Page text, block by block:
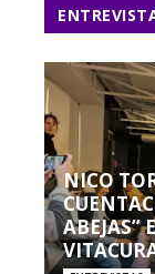
NICO
ABEJAS”